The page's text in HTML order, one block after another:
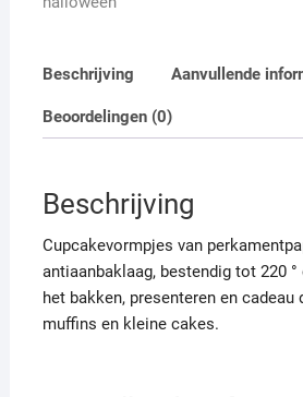
Beschrijving Aanvullende
Beoordelingen (0)
Beschrijving
Cupcakevormpjes van
antiaanbaklaag, bestendig tot 220
het bakken, presenteren en cadeau
muffins en kleine cakes.